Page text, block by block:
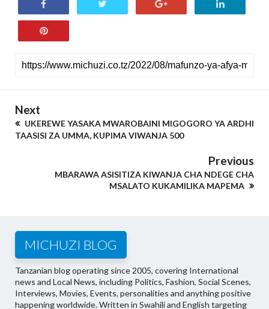
Next
UKEREWE YASAKA MWAROBAINI MIGOGORO YA ARDHI
TAASISI ZA UMMA, KUPIMA VIWANJA 500
Previous
MBARAWA ASISITIZA KIWANJA CHA NDEGE CHA
MSALATO KUKAMILIKA MAPEMA
MICHUZI BLOG
Tanzanian blog operating since 2005, covering International
news and Local News, including Politics, Fashion, Social Scenes,
Interviews, Movies, Events, personalities and anything positive
happening worldwide. Written in Swahili and English targeting